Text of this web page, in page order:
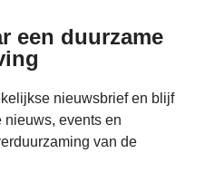
een duurzame
nieuwsbrief en blijf
nieuws, events en
van de